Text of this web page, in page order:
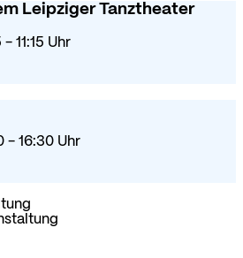
Leipziger Tanztheater
- 11:15 Uhr
- 16:30 Uhr